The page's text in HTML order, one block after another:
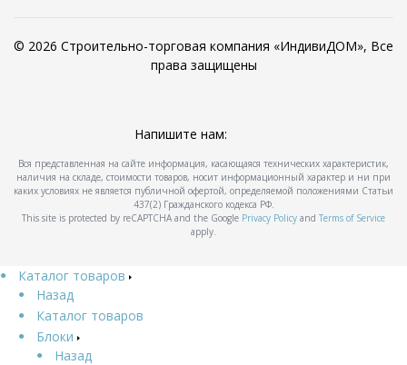
© 2026 Строительно-торговая компания «ИндивиДОМ», Все
права защищены
Напишите нам:
Вся представленная на сайте информация, касающаяся технических характеристик,
наличия на складе, стоимости товаров, носит информационный характер и ни при
каких условиях не является публичной офертой, определяемой положениями Статьи
437(2) Гражданского кодекса РФ.
This site is protected by reCAPTCHA and the Google Privacy Policy and Terms of Service
apply.
Каталог товаров
Назад
Каталог товаров
Блоки
Назад